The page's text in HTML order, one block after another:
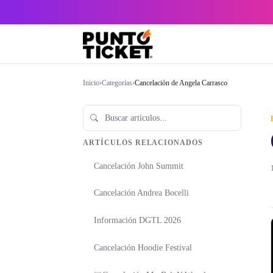
Inicio›Categorías›Cancelación de Angela Carrasco
ARTÍCULOS RELACIONADOS
Cancelación John Summit
Cancelación Andrea Bocelli
Información DGTL 2026
Cancelación Hoodie Festival